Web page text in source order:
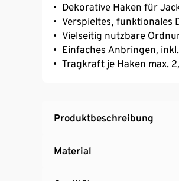
Dekorative Haken für
Verspieltes, funktionales
Vielseitig nutzbare
Einfaches Anbringen,
Tragkraft je Haken max.
Produktbeschreibung
Material